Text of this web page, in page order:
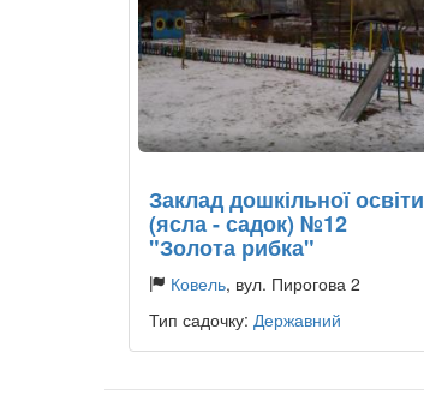
Заклад дошкільної освіти
(ясла - садок) №12
"Золота рибка"
Ковель, вул. Пирогова 2
Тип садочку: Державний